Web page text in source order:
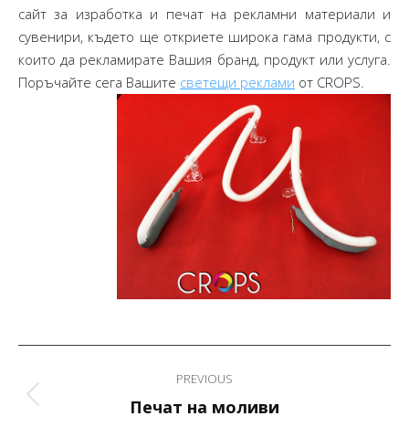
сайт за изработка и печат на рекламни материали и
сувенири, където ще откриете широка гама продукти, с
които да рекламирате Вашия бранд, продукт или услуга.
Поръчайте сега Вашите светещи реклами от CROPS.
navigation
PREVIOUS
Previous
Печат на моливи